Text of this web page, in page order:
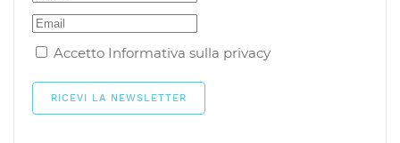
Accetto Informativa sulla privacy